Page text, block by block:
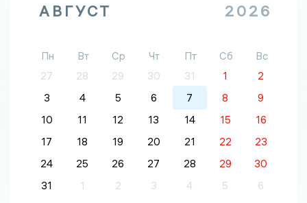
АВГУСТ 2026
Пн Вт Ср Чт Пт Сб
Вс
27
28 29 30 31 1
2
3
4 5 6 7 8
9
10
11 12 13 14 15
16
17
18 19 20 21 22
23
24
25 26 27 28 29
30
31
1 2 3 4 5 6